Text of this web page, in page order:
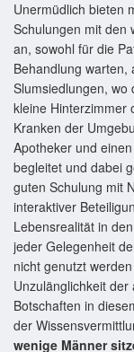
Unermüdlich bieten
Schulungen mit den
an, sowohl für die
Behandlung warten,
Slumsiedlungen, wo
kleine Hinterzimmer
Kranken der
Apotheker und
begleitet und dabei
guten Schulung mit
interaktiver
Lebensrealität in
jeder Gelegenheit
nicht genutzt
Unzulänglichkeit der
Botschaften in
der
wenige Männer